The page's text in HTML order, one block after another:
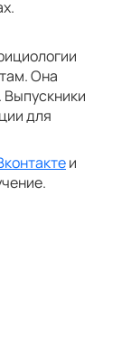
Она
Выпускники
для
и